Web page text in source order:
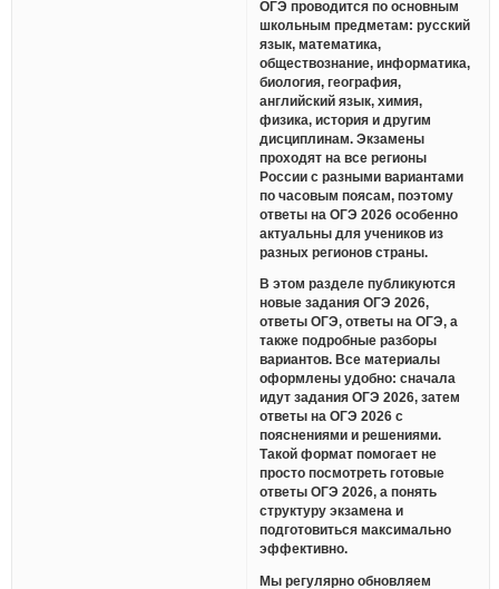
ОГЭ проводится по основным
школьным предметам: русский
язык, математика,
обществознание, информатика,
биология, география,
английский язык, химия,
физика, история и другим
дисциплинам. Экзамены
проходят на все регионы
России с разными вариантами
по часовым поясам, поэтому
ответы на ОГЭ 2026 особенно
актуальны для учеников из
разных регионов страны.
В этом разделе публикуются
новые задания ОГЭ 2026,
ответы ОГЭ, ответы на ОГЭ, а
также подробные разборы
вариантов. Все материалы
оформлены удобно: сначала
идут задания ОГЭ 2026, затем
ответы на ОГЭ 2026 с
пояснениями и решениями.
Такой формат помогает не
просто посмотреть готовые
ответы ОГЭ 2026, а понять
структуру экзамена и
подготовиться максимально
эффективно.
Мы регулярно обновляем